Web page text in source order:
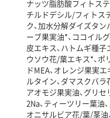
ナッツ脂肪酸フィトス
チルドデシル/フィトス
ク、加水分解ダイズタン
ーブ果実油*、ココイル
皮エキス、ハトムギ種子
ウソウ花/葉エキス*、ポ
ドMEA、オレンジ果実
ルタイン、ダマスクバラ
アオモジ果実油、グリセ
2Na、ティーツリー葉油
オニサルビア花/葉/茎油